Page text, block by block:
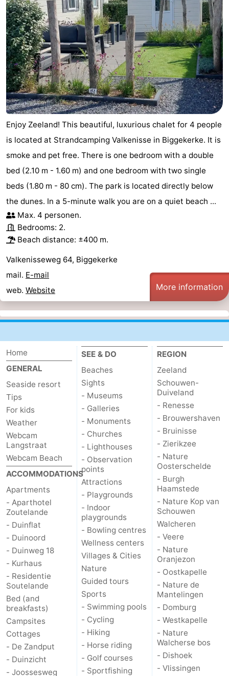
Enjoy Zeeland! This beautiful, luxurious chalet for 4 people
is located at Strandcamping Valkenisse in Biggekerke. It is
smoke and pet free. There is one bedroom with a double
bed (2.10 m - 1.60 m) and one bedroom with two single
beds (1.80 m - 80 cm). The park is located directly below
the dunes. In a 5-minute walk you are on a quiet beach ...
Max. 4 personen.
Bedrooms: 2.
Beach distance: ±400 m.
Valkenisseweg 64, Biggekerke
mail. E-mail
web. Website More information
Home
GENERAL
Seaside resort
Tips
For kids
Weather
Webcam
Langstraat
Webcam Beach
ACCOMMODATIONS
Apartments
- Aparthotel
Zoutelande
- Duinflat
- Duinoord
- Duinweg 18
- Kurhaus
- Residentie
Soutelande
Bed (and
breakfasts)
Campsites
Cottages
- De Zandput
- Duinzicht
- Joossesweg
SEE & DO
Beaches
Sights
- Museums
- Galleries
- Monuments
- Churches
- Lighthouses
- Observation
points
Attractions
- Playgrounds
- Indoor
playgrounds
- Bowling centres
Wellness centers
Villages & Cities
Nature
Guided tours
Sports
- Swimming pools
- Cycling
- Hiking
- Horse riding
- Golf courses
- Sportfishing
REGION
Zeeland
Schouwen-
Duiveland
- Renesse
- Brouwershaven
- Bruinisse
- Zierikzee
- Nature
Oosterschelde
- Burgh
Haamstede
- Nature Kop van
Schouwen
Walcheren
- Veere
- Nature
Oranjezon
- Oostkapelle
- Nature de
Mantelingen
- Domburg
- Westkapelle
- Nature
Walcherse bos
- Dishoek
- Vlissingen